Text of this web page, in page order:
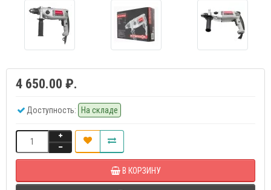
4 650.00 ₽.
Доступность: На складе
В КОРЗИНУ